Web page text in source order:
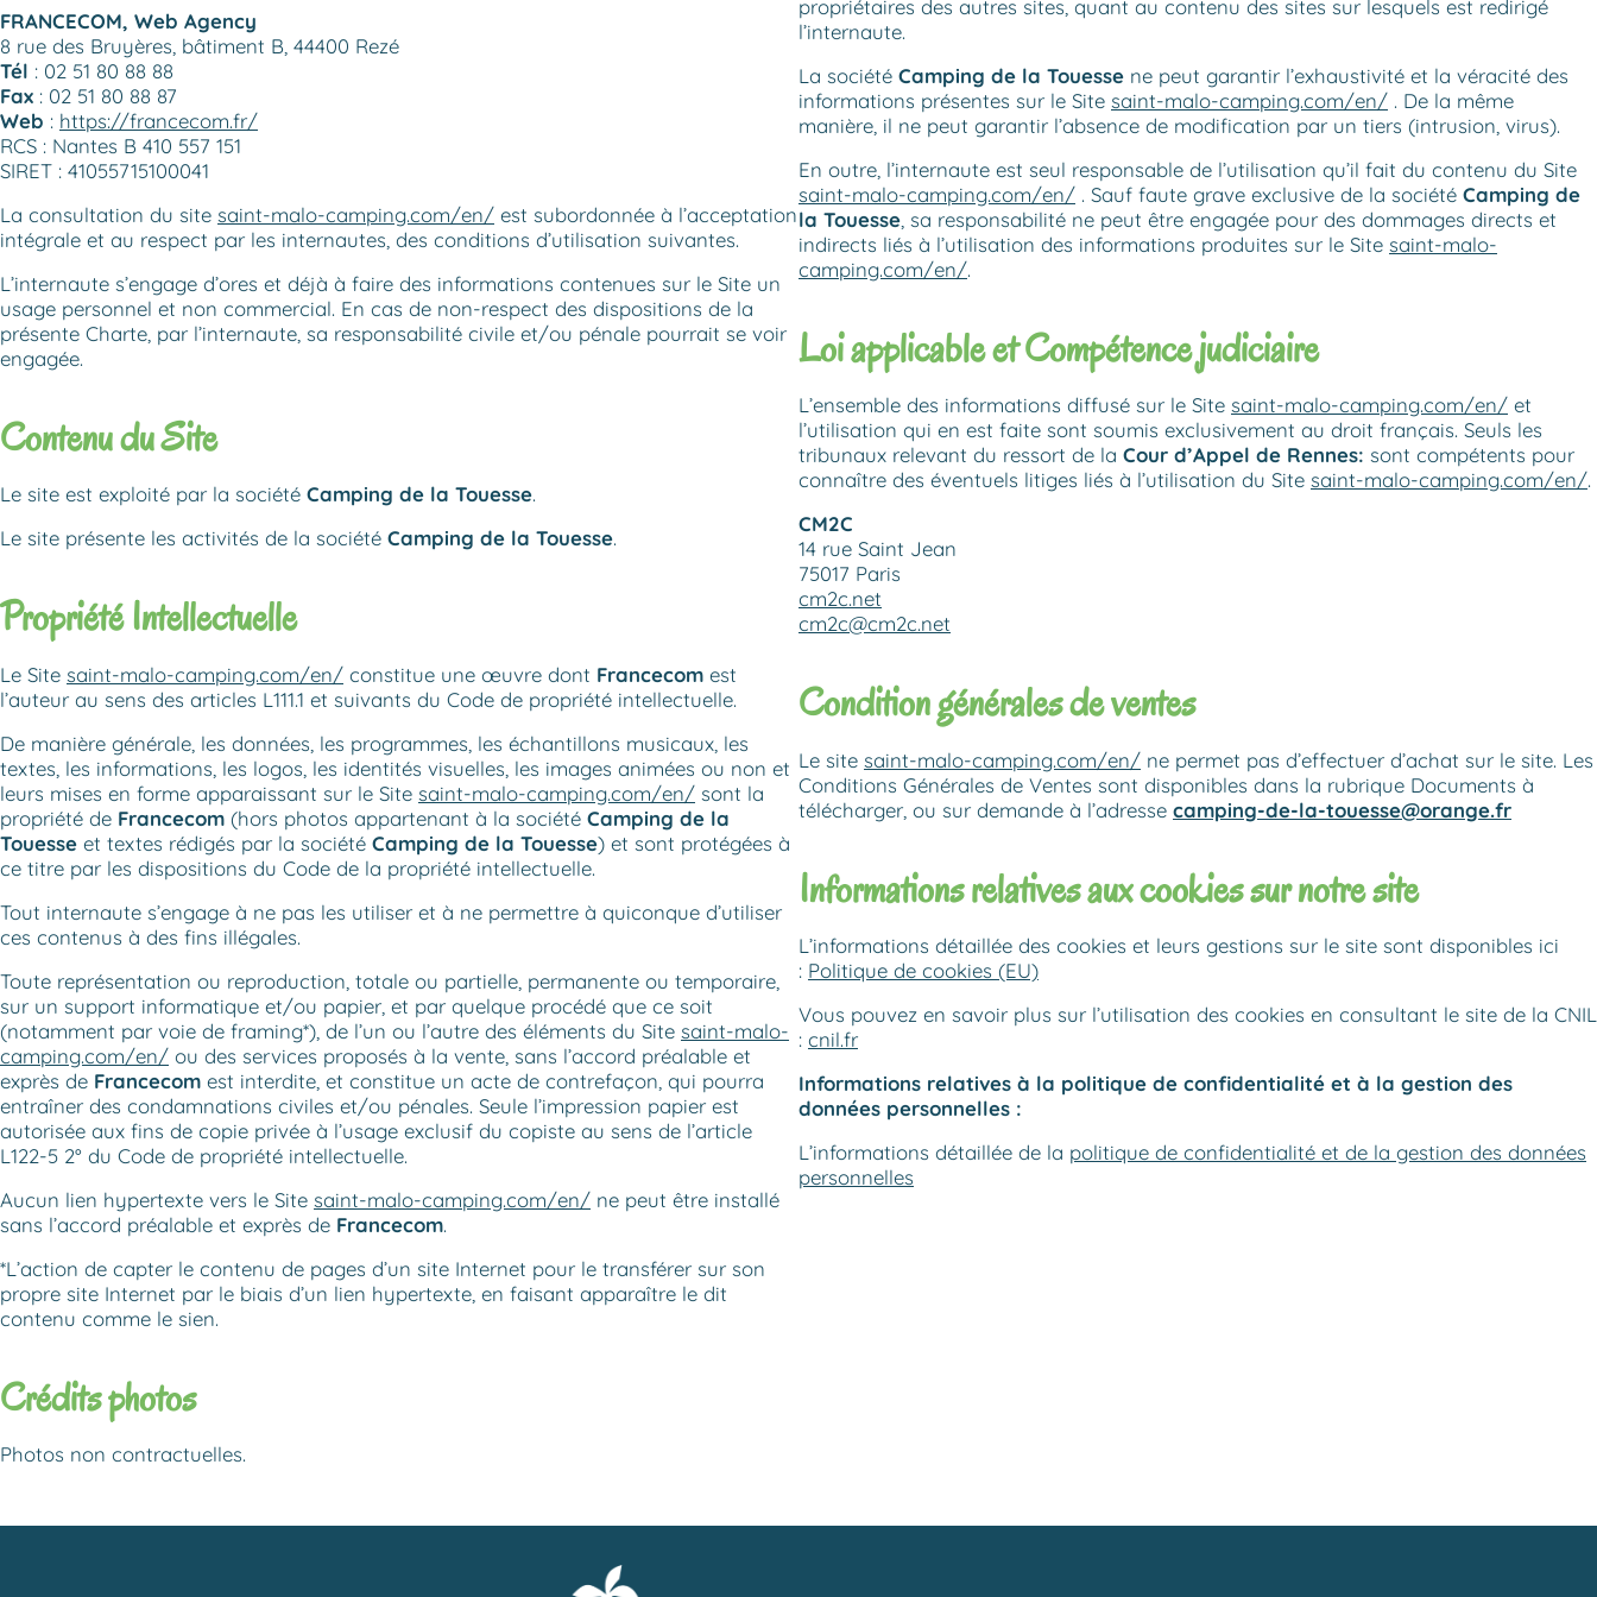
FRANCECOM, Web Agency
8 rue des Bruyères, bâtiment B, 44400 Rezé
Tél : 02 51 80 88 88
Fax : 02 51 80 88 87
Web : https://francecom.fr/
RCS : Nantes B 410 557 151
SIRET : 41055715100041
La consultation du site saint-malo-camping.com/en/ est subordonnée à l’acceptation
intégrale et au respect par les internautes, des conditions d’utilisation suivantes.
L’internaute s’engage d’ores et déjà à faire des informations contenues sur le Site un
usage personnel et non commercial. En cas de non-respect des dispositions de la
présente Charte, par l’internaute, sa responsabilité civile et/ou pénale pourrait se voir
engagée.
Contenu du Site
Le site est exploité par la société Camping de la Touesse.
Le site présente les activités de la société Camping de la Touesse.
Propriété Intellectuelle
Le Site saint-malo-camping.com/en/ constitue une œuvre dont Francecom est
l’auteur au sens des articles L111.1 et suivants du Code de propriété intellectuelle.
De manière générale, les données, les programmes, les échantillons musicaux, les
textes, les informations, les logos, les identités visuelles, les images animées ou non et
leurs mises en forme apparaissant sur le Site saint-malo-camping.com/en/ sont la
propriété de Francecom (hors photos appartenant à la société Camping de la
Touesse et textes rédigés par la société Camping de la Touesse) et sont protégées à
ce titre par les dispositions du Code de la propriété intellectuelle.
Tout internaute s’engage à ne pas les utiliser et à ne permettre à quiconque d’utiliser
ces contenus à des fins illégales.
Toute représentation ou reproduction, totale ou partielle, permanente ou temporaire,
sur un support informatique et/ou papier, et par quelque procédé que ce soit
(notamment par voie de framing*), de l’un ou l’autre des éléments du Site saint-malo-
camping.com/en/ ou des services proposés à la vente, sans l’accord préalable et
exprès de Francecom est interdite, et constitue un acte de contrefaçon, qui pourra
entraîner des condamnations civiles et/ou pénales. Seule l’impression papier est
autorisée aux fins de copie privée à l’usage exclusif du copiste au sens de l’article
L122-5 2° du Code de propriété intellectuelle.
Aucun lien hypertexte vers le Site saint-malo-camping.com/en/ ne peut être installé
sans l’accord préalable et exprès de Francecom.
*L’action de capter le contenu de pages d’un site Internet pour le transférer sur son
propre site Internet par le biais d’un lien hypertexte, en faisant apparaître le dit
contenu comme le sien.
Crédits photos
Photos non contractuelles.
propriétaires des autres sites, quant au contenu des sites sur lesquels est redirigé
l’internaute.
La société Camping de la Touesse ne peut garantir l’exhaustivité et la véracité des
informations présentes sur le Site saint-malo-camping.com/en/ . De la même
manière, il ne peut garantir l’absence de modification par un tiers (intrusion, virus).
En outre, l’internaute est seul responsable de l’utilisation qu’il fait du contenu du Site
saint-malo-camping.com/en/ . Sauf faute grave exclusive de la société Camping de
la Touesse , sa responsabilité ne peut être engagée pour des dommages directs et
indirects liés à l’utilisation des informations produites sur le Site saint-malo-
camping.com/en/.
Loi applicable et Compétence judiciaire
L’ensemble des informations diffusé sur le Site saint-malo-camping.com/en/ et
l’utilisation qui en est faite sont soumis exclusivement au droit français. Seuls les
tribunaux relevant du ressort de la Cour d’Appel de Rennes: sont compétents pour
connaître des éventuels litiges liés à l’utilisation du Site saint-malo-camping.com/en/.
CM2C
14 rue Saint Jean
75017 Paris
cm2c.net
cm2c@cm2c.net
Condition générales de ventes
Le site saint-malo-camping.com/en/ ne permet pas d’effectuer d’achat sur le site. Les
Conditions Générales de Ventes sont disponibles dans la rubrique Documents à
télécharger, ou sur demande à l’adresse camping-de-la-touesse@orange.fr
Informations relatives aux cookies sur notre site
L’informations détaillée des cookies et leurs gestions sur le site sont disponibles ici
: Politique de cookies (EU)
Vous pouvez en savoir plus sur l’utilisation des cookies en consultant le site de la CNIL
: cnil.fr
Informations relatives à la politique de confidentialité et à la gestion des
données personnelles :
L’informations détaillée de la politique de confidentialité et de la gestion des données
personnelles